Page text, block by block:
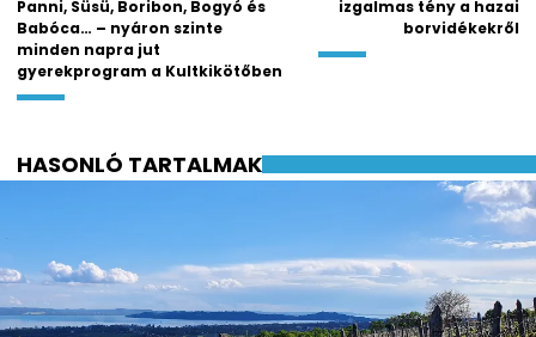
Panni, Süsü, Boribon, Bogyó és
Babóca… – nyáron szinte
minden napra jut
gyerekprogram a Kultkikötőben
izgalmas tény a hazai
borvidékekről
HASONLÓ TARTALMAK